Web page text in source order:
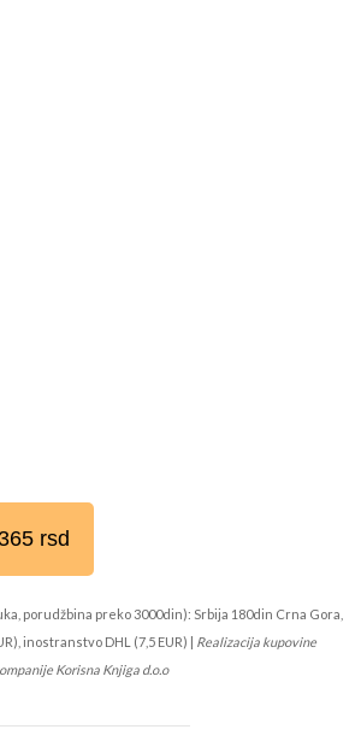
rsd
porudžbina preko 3000din): Srbija 180din Crna Gora,
inostranstvo DHL (7,5 EUR) | Realizacija kupovine
Korisna Knjiga d.o.o